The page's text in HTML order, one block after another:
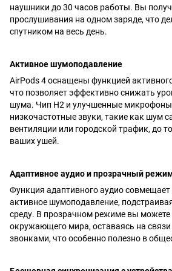
наушники до 30 часов работы. Вы
прослушивания на одном заряде, что
спутником на весь день.
Активное шумоподавление
AirPods 4 оснащены функцией
что позволяет эффективно снижать
шума. Чип H2 и улучшенные
низкочастотные звуки, такие как шум
вентиляции или городской трафик, до
ваших ушей.
Адаптивное аудио и прозрачный
Функция адаптивного аудио
активное шумоподавление,
среду. В прозрачном режиме вы
окружающего мира, оставаясь на
звонками, что особенно полезно в